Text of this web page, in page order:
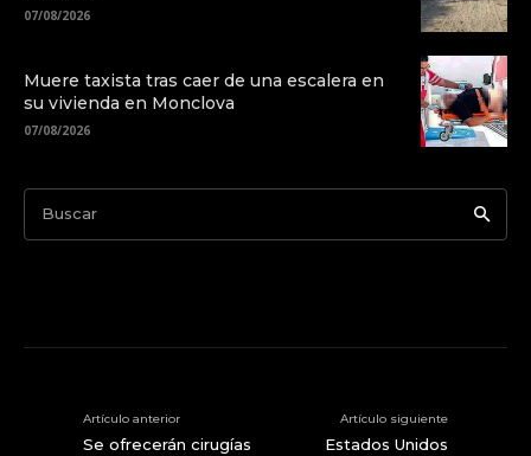
07/08/2026
Muere taxista tras caer de una escalera en
su vivienda en Monclova
07/08/2026
Buscar
Artículo anterior
Se ofrecerán cirugías
Artículo siguiente
Estados Unidos